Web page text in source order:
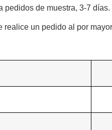
pedidos de muestra, 3-7 días.
realice un pedido al por